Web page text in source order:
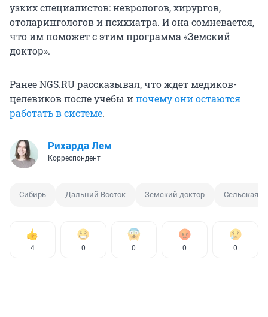
узких специалистов: неврологов, хирургов,
отоларингологов и психиатра. И она сомневается,
что им поможет с этим программа «Земский
доктор».
Ранее NGS.RU рассказывал, что ждет медиков-
целевиков после учебы ипочему они остаются
работать в системе.
Рихарда Лем
Корреспондент
Сибирь Дальний Восток Земский доктор Сельская
4 0 0 0 0